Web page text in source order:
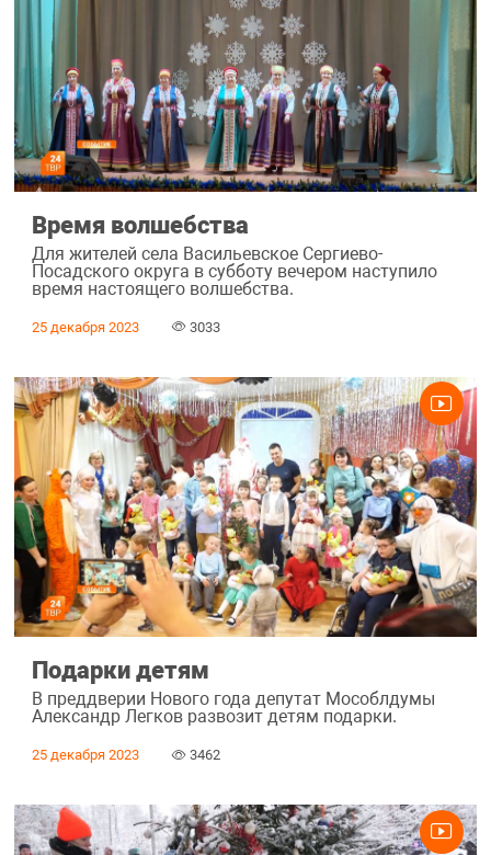
Время волшебства
Для жителей села Васильевское Сергиево-
Посадского округа в субботу вечером наступило
время настоящего волшебства.
25 декабря 2023 3033
Подарки детям
В преддверии Нового года депутат Мособлдумы
Александр Легков развозит детям подарки.
25 декабря 2023 3462